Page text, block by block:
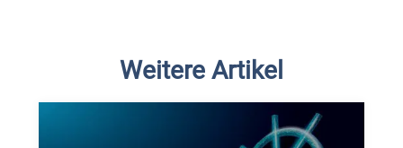
Weitere Artikel